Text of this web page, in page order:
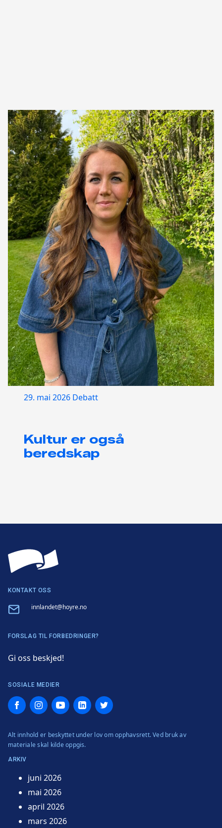
29. mai 2026 Debatt
Kultur er også
beredskap
KONTAKT OSS
Email innlandet@hoyre.no
FORSLAG TIL FORBEDRINGER?
Gi oss beskjed!
SOSIALE MEDIER
FacebookInstagramYouTubeLinkedInTwitter
Alt innhold er beskyttet under lov om opphavsrett. Ved bruk av
materiale skal kilde oppgis.
ARKIV
juni 2026
mai 2026
april 2026
mars 2026